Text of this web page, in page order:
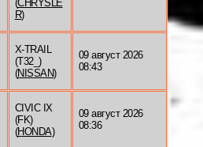
(CHRYSLE
R)
X-TRAIL
(T32_)
(NISSAN)
09 август 2026
08:43
CIVIC IX
(FK)
(HONDA)
09 август 2026
08:36